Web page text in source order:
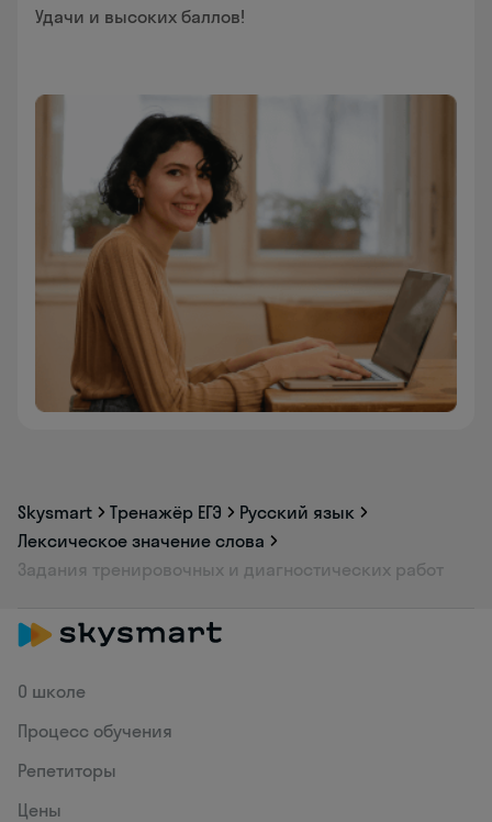
Удачи и высоких баллов!
Skysmart Тренажёр ЕГЭ
Русский язык
Лексическое значение слова
Задания тренировочных и диагностических работ
О школе
Процесс обучения
Репетиторы
Цены